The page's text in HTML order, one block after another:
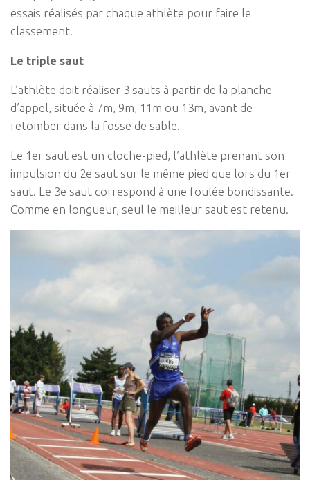
essais réalisés par chaque athlète pour faire le
classement.
Le triple saut
L’athlète doit réaliser 3 sauts à partir de la planche
d’appel, située à 7m, 9m, 11m ou 13m, avant de
retomber dans la fosse de sable.
Le 1er saut est un cloche-pied, l’athlète prenant son
impulsion du 2e saut sur le même pied que lors du 1er
saut. Le 3e saut correspond à une foulée bondissante.
Comme en longueur, seul le meilleur saut est retenu.